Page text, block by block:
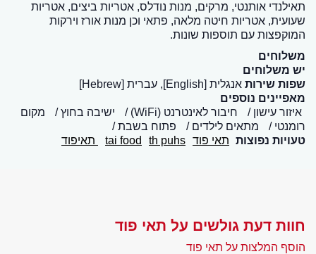
תאילנדי אותנטי, מרקים, מנות נודלס, אטריות ביצים, אטריות
שעועית, אטריות חיטה מלאה, פתאי וכן מנות אורז וירקות
המוקפצות עם תוספות שונות.
משלוחים
יש משלוחים
שפות שירות אנגלית [English], עברית [Hebrew]
מאפיינים נוספים
איזור עישון
חיבור לאינטרנט (WiFi) ישיבה בחוץ
מקום
רומנטי
מתאים לילדים
פתוח בשבת
טעויות נפוצות תאי פוד tai food th puhs תאיפוד
חוות דעת גולשים על תאי פוד
הוסף המלצות על תאי פוד